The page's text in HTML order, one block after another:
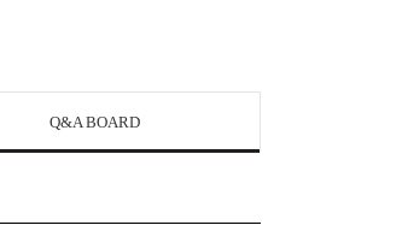
Q&A BOARD